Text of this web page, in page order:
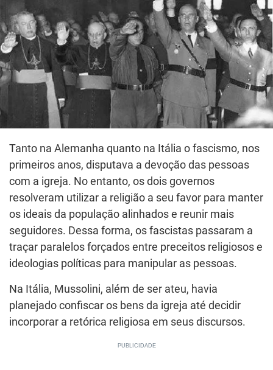
Tanto na Alemanha quanto na Itália o fascismo, nos
primeiros anos, disputava a devoção das pessoas
com a igreja. No entanto, os dois governos
resolveram utilizar a religião a seu favor para manter
os ideais da população alinhados e reunir mais
seguidores. Dessa forma, os fascistas passaram a
traçar paralelos forçados entre preceitos religiosos e
ideologias políticas para manipular as pessoas.
Na Itália, Mussolini, além de ser ateu, havia
planejado confiscar os bens da igreja até decidir
incorporar a retórica religiosa em seus discursos.